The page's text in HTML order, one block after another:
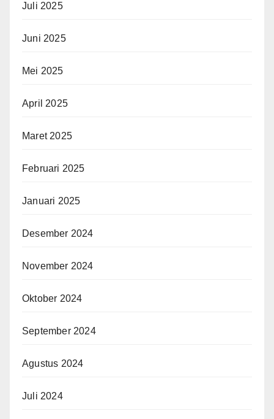
Juli 2025
Juni 2025
Mei 2025
April 2025
Maret 2025
Februari 2025
Januari 2025
Desember 2024
November 2024
Oktober 2024
September 2024
Agustus 2024
Juli 2024